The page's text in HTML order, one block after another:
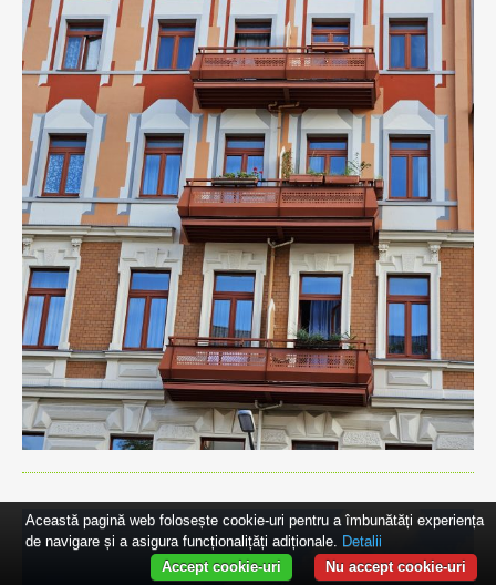
Această pagină web folosește cookie-uri pentru a îmbunătăți experiența
de navigare și a asigura funcționalițăți adiționale. Detalii
Nu accept cookie-uri
Accept cookie-uri